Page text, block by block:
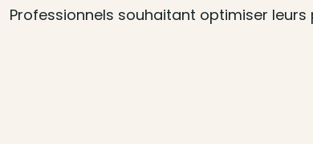
Professionnels souhaitant optimiser